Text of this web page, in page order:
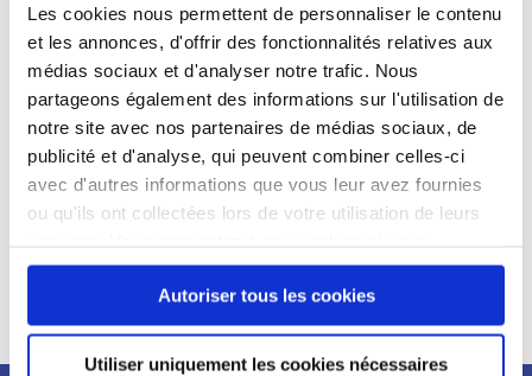
Les cookies nous permettent de personnaliser le contenu
et les annonces, d'offrir des fonctionnalités relatives aux
médias sociaux et d'analyser notre trafic. Nous
partageons également des informations sur l'utilisation de
notre site avec nos partenaires de médias sociaux, de
publicité et d'analyse, qui peuvent combiner celles-ci
avec d'autres informations que vous leur avez fournies
ou qu'ils ont collectées lors de votre utilisation de leurs
continuez à utiliser notre site Web.
Autoriser tous les cookies
Utiliser uniquement les cookies nécessaires
Profil recherché :
Expérience :
Processus
de
recrutement